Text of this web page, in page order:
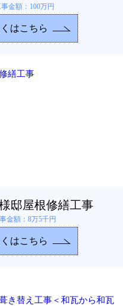
金額：100万円
はこちら
邸屋根修繕工事
金額：8万5千円
はこちら